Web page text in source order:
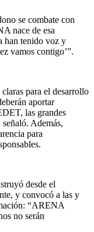
se combate con
nace de esa
han tenido voz y
vamos contigo’”.
para el desarrollo
aportar
las grandes
Además,
para
desde el
y convocó a las y
“ARENA
no serán